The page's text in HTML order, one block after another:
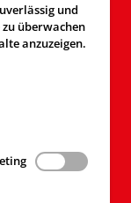
und
überwachen
anzuzeigen.